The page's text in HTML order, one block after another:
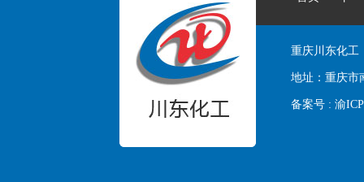
重庆川东化工
地址： 重庆市
备案号 : 渝